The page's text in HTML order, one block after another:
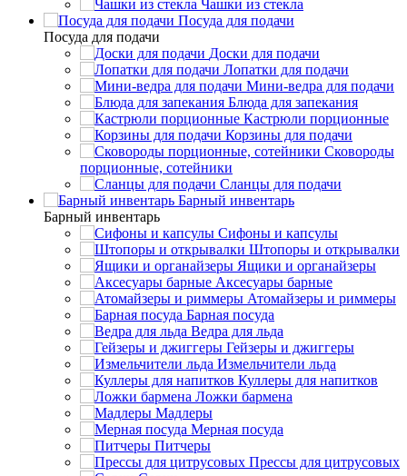
Чашки из стекла
Посуда для подачи
Посуда для подачи
Доски для подачи
Лопатки для подачи
Мини-ведра для подачи
Блюда для запекания
Кастрюли порционные
Корзины для подачи
Сковороды
порционные, сотейники
Сланцы для подачи
Барный инвентарь
Барный инвентарь
Сифоны и капсулы
Штопоры и открывалки
Ящики и органайзеры
Аксесуары барные
Атомайзеры и риммеры
Барная посуда
Ведра для льда
Гейзеры и джиггеры
Измельчители льда
Куллеры для напитков
Ложки бармена
Мадлеры
Мерная посуда
Питчеры
Прессы для цитрусовых